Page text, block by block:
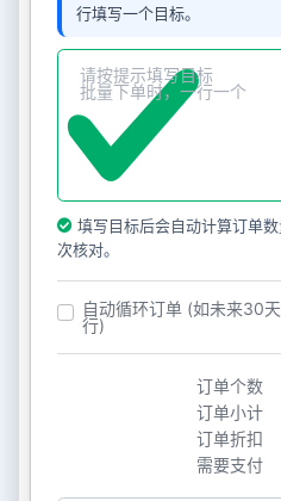
行填写一个目标。
填写目标后会自动计算订单
次核对。
自动循环订单 (如未来30
行)
订单个数
订单小计
订单折扣
需要支付